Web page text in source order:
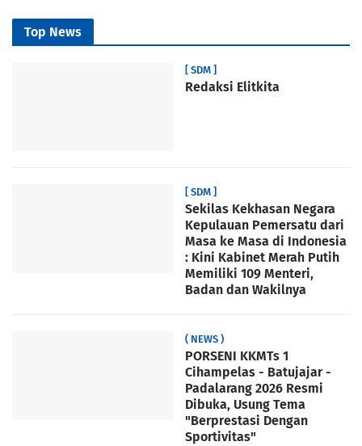
Top News
[ SDM ]
Redaksi Elitkita
[ SDM ]
Sekilas Kekhasan Negara
Kepulauan Pemersatu dari
Masa ke Masa di Indonesia
: Kini Kabinet Merah Putih
Memiliki 109 Menteri,
Badan dan Wakilnya
( NEWS )
PORSENI KKMTs 1
Cihampelas - Batujajar -
Padalarang 2026 Resmi
Dibuka, Usung Tema
"Berprestasi Dengan
Sportivitas"